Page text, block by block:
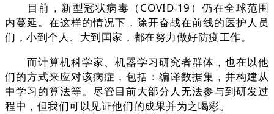
目前，新型冠状病毒（COVID-19）仍在全球范围
内蔓延。在这样的情况下，除开奋战在前线的医护人员
们，小到个人、大到国家，都在努力做好防疫工作。
而计算机科学家、机器学习研究者群体，也在以他
们的方式来应对该病症，包括：编译数据集，并构建从
中学习的算法等。尽管目前大部分人无法参与到研发过
程中，但我们可以见证他们的成果并为之喝彩。